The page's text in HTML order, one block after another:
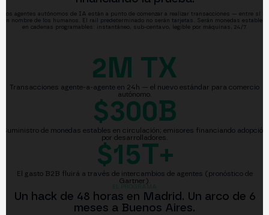
Los agentes autónomos de IA están a punto de comenzar a realizar transacciones — entre sí y
en nombre de los humanos. El rail predeterminado no serán tarjetas. Serán monedas estables
en cadenas programables: instantáneo, sub-centavo, legible por máquinas, 24/7.
2M TX
Transacciones agente-a-agente en 24h — el nuevo estándar para comercio
autónomo.
$300B
Suministro de monedas estables en circulación; emisores financiando adopción
por desarrolladores.
$15T+
El gasto B2B fluirá a través de intercambios de agentes (pronóstico de
Gartner).
EL PROGRAMA
Un hack de 48 horas en Madrid. Un arco de 6
meses a Buenos Aires.